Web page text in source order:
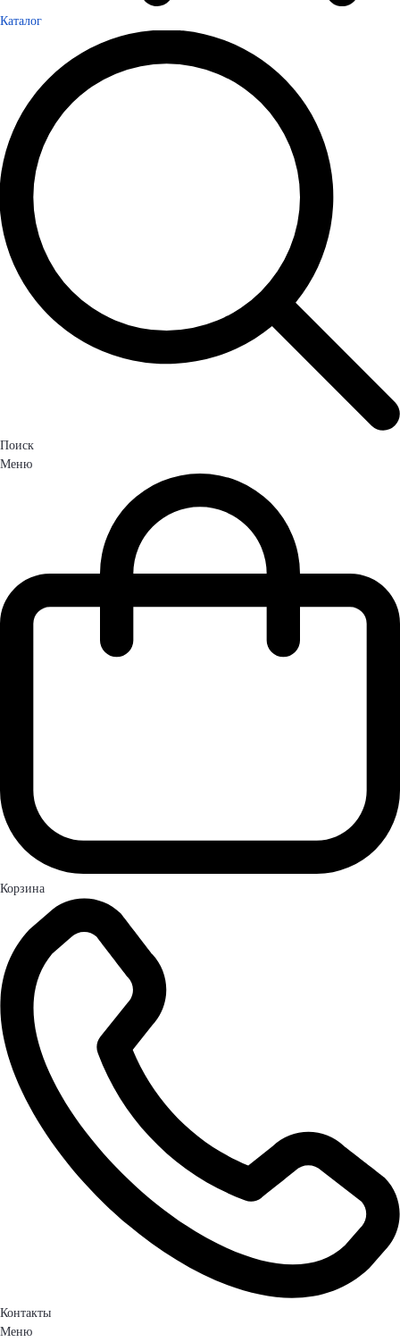
Каталог
Поиск
Меню
Корзина
Контакты
Меню